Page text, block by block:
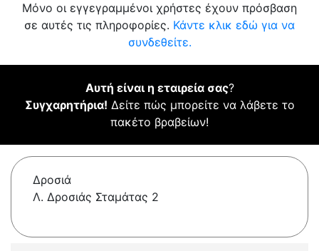
Μόνο οι εγγεγραμμένοι χρήστες έχουν πρόσβαση
σε αυτές τις πληροφορίες. Κάντε κλικ εδώ για να
συνδεθείτε.
Αυτή είναι η εταιρεία σας?
Συγχαρητήρια! Δείτε πώς μπορείτε να λάβετε το
πακέτο βραβείων!
Δροσιά
Λ. Δροσιάς Σταμάτας 2